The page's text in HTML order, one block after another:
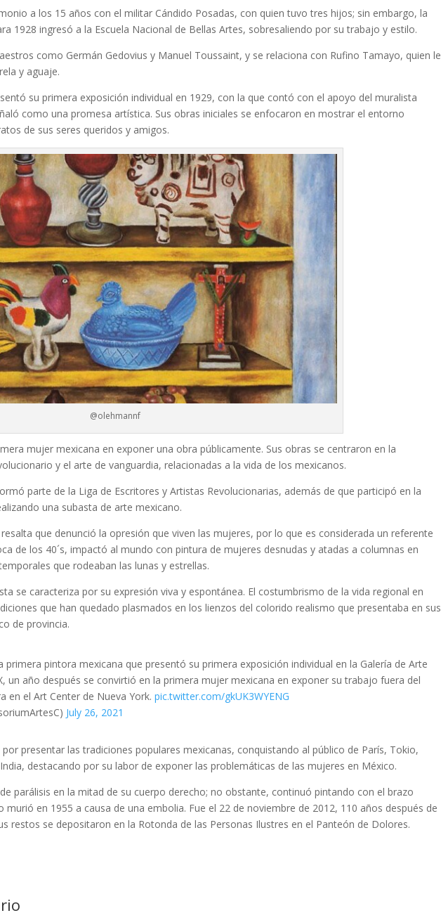
a los 15 años con el militar Cándido Posadas, con quien tuvo tres hijos; sin embargo, la
1928 ingresó a la Escuela Nacional de Bellas Artes, sobresaliendo por su trabajo y estilo.
como Germán Gedovius y Manuel Toussaint, y se relaciona con Rufino Tamayo, quien le
y aguaje.
su primera exposición individual en 1929, con la que contó con el apoyo del muralista
como una promesa artística. Sus obras iniciales se enfocaron en mostrar el entorno
de sus seres queridos y amigos.
@olehmannf
mujer mexicana en exponer una obra públicamente. Sus obras se centraron en la
y el arte de vanguardia, relacionadas a la vida de los mexicanos.
parte de la Liga de Escritores y Artistas Revolucionarias, además de que participó en la
una subasta de arte mexicano.
que denunció la opresión que viven las mujeres, por lo que es considerada un referente
de los 40´s, impactó al mundo con pintura de mujeres desnudas y atadas a columnas en
que rodeaban las lunas y estrellas.
se caracteriza por su expresión viva y espontánea. El costumbrismo de la vida regional en
que han quedado plasmados en los lienzos del colorido realismo que presentaba en sus
de provincia.
primera pintora mexicana que presentó su primera exposición individual en la Galería de Arte
un año después se convirtió en la primera mujer mexicana en exponer su trabajo fuera del
en el Art Center de Nueva York.pic.twitter.com/gkUK3WYENG
July 26, 2021
presentar las tradiciones populares mexicanas, conquistando al público de París, Tokio,
destacando por su labor de exponer las problemáticas de las mujeres en México.
parálisis en la mitad de su cuerpo derecho; no obstante, continuó pintando con el brazo
murió en 1955 a causa de una embolia. Fue el 22 de noviembre de 2012, 110 años después de
restos se depositaron en la Rotonda de las Personas Ilustres en el Panteón de Dolores.